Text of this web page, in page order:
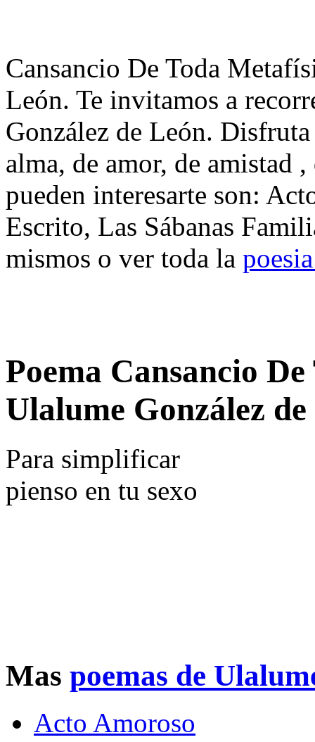
Cansancio De Toda
León. Te invitamos a
González de León.
alma, de amor, de amistad
pueden interesarte son:
Escrito, Las Sábanas
mismos o ver toda la
Poema Cansancio
Ulalume González
Para simplificar
pienso en tu sexo
Mas poemas de
Acto Amoroso